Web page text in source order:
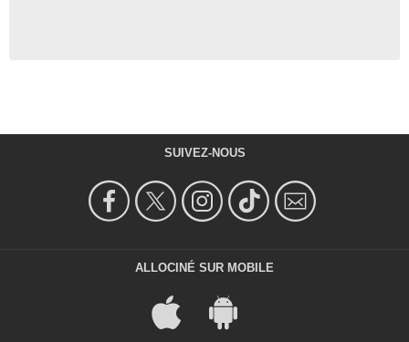
SUIVEZ-NOUS
ALLOCINÉ SUR MOBILE